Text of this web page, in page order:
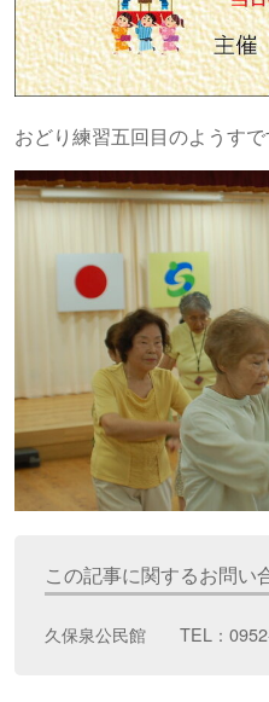
おどり練習五回目のようすで
この記事に関するお問い
久保泉公民館 TEL：